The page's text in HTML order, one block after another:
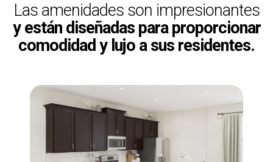
Las amenidades son impresionantes
y están diseñadas para proporcionar
comodidad y lujo a sus residentes.